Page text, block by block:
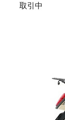
取引中